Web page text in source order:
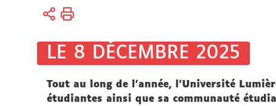
ici :
LE 8 DÉCEMBRE 2025
Tout au long de l’année, l’Université
étudiantes ainsi que sa communauté